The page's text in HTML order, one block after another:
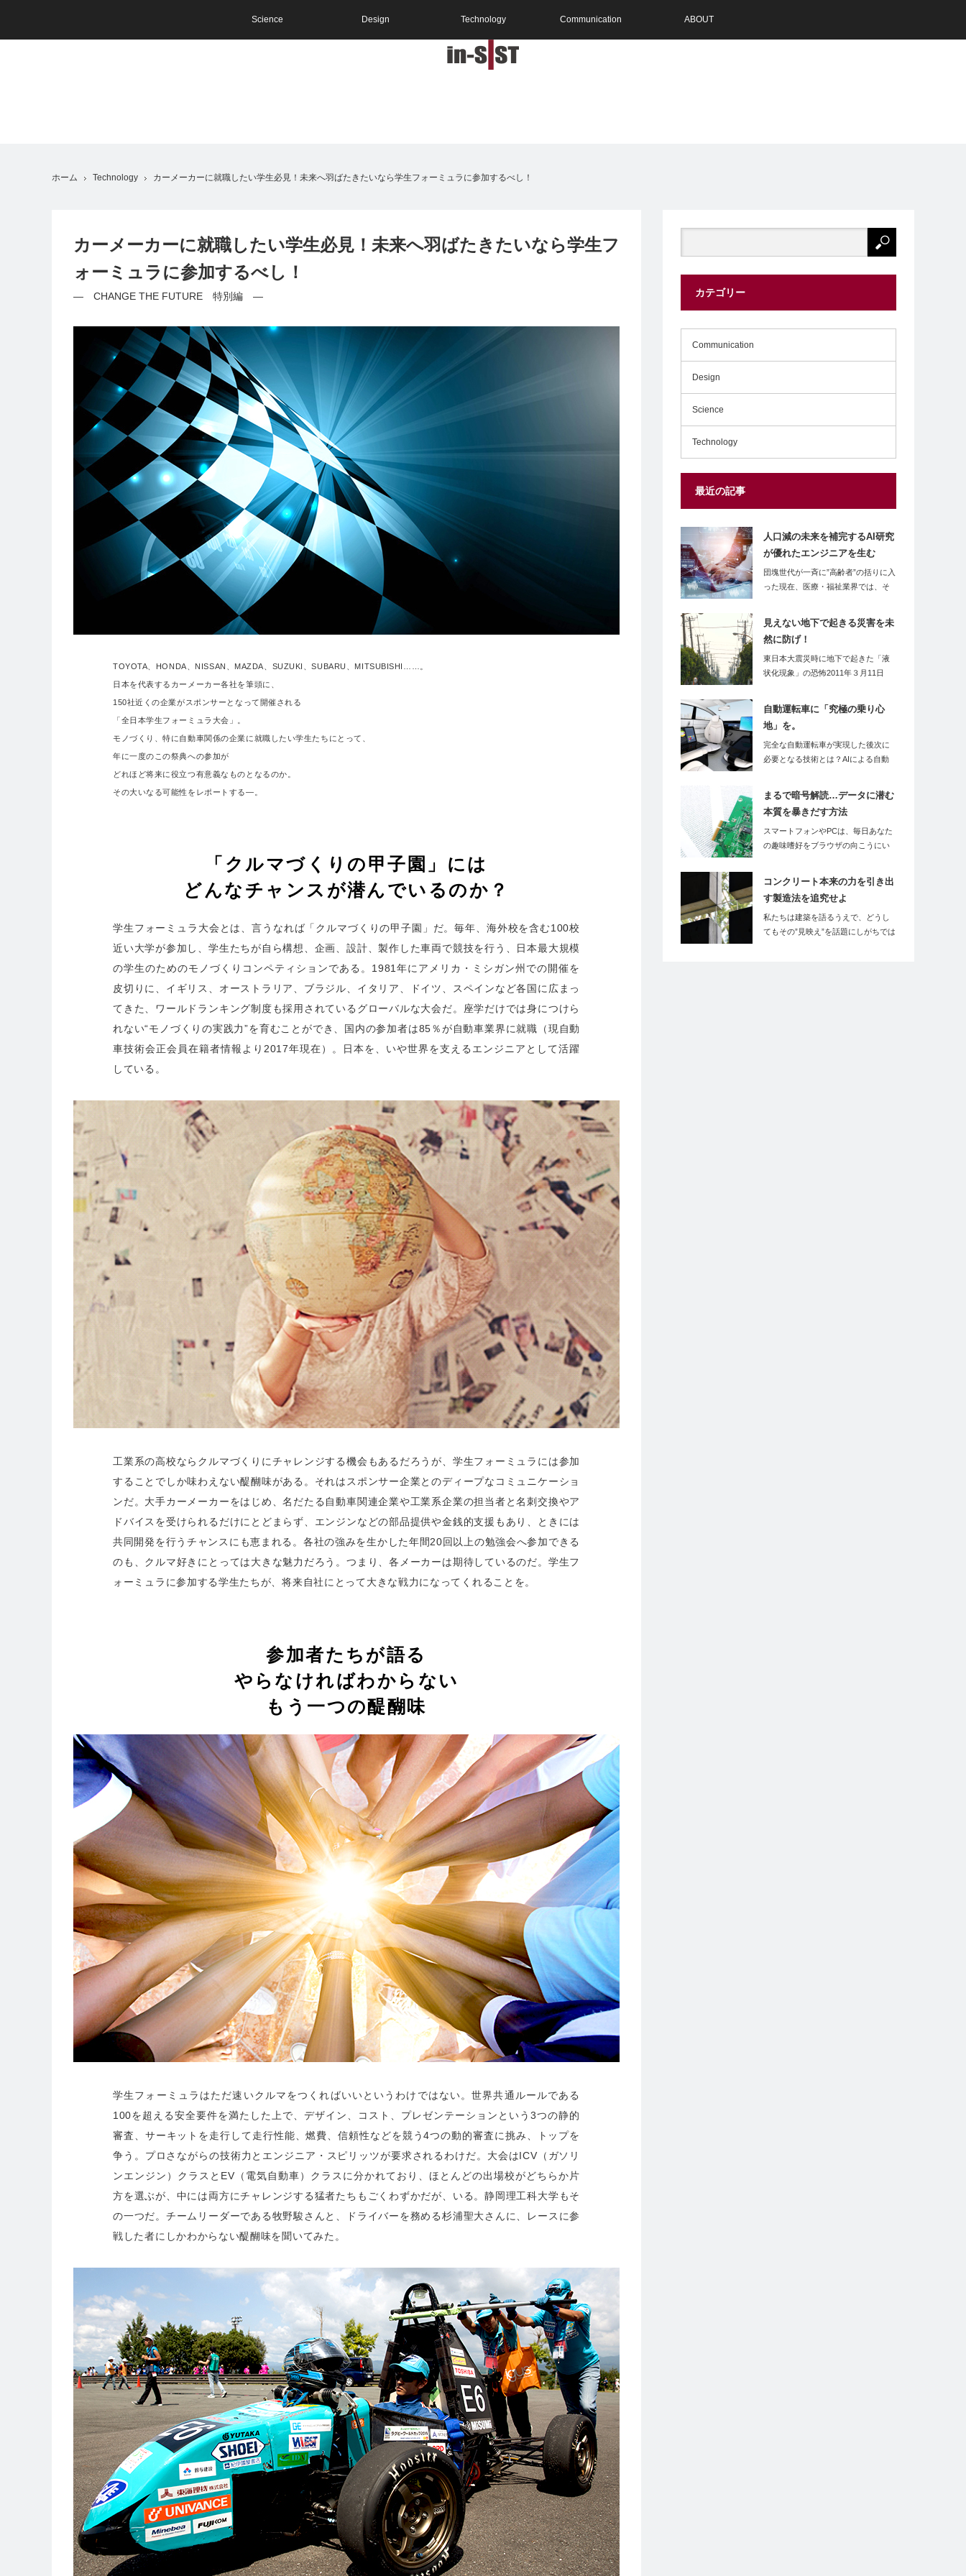
Science Design Technology Communication ABOUT
ホーム Technology カーメーカーに就職したい学生必見！未来へ羽ばたきたいなら学生フォーミュラに参加するべし！
カーメーカーに就職したい学生必見！未来へ羽ばたきたいなら学生フ
ォーミュラに参加するべし！
― CHANGE THE FUTURE 特別編 ―
TOYOTA、HONDA、NISSAN、MAZDA、SUZUKI、SUBARU、MITSUBISHI……。
日本を代表するカーメーカー各社を筆頭に、
150社近くの企業がスポンサーとなって開催される
「全日本学生フォーミュラ大会」。
モノづくり、特に自動車関係の企業に就職したい学生たちにとって、
年に一度のこの祭典への参加が
どれほど将来に役立つ有意義なものとなるのか。
その大いなる可能性をレポートする―。
「クルマづくりの甲子園」には
どんなチャンスが潜んでいるのか？
学生フォーミュラ大会とは、言うなれば「クルマづくりの甲子園」だ。毎年、海外校を含む100校
近い大学が参加し、学生たちが自ら構想、企画、設計、製作した車両で競技を行う、日本最大規模
の学生のためのモノづくりコンペティションである。1981年にアメリカ・ミシガン州での開催を
皮切りに、イギリス、オーストラリア、ブラジル、イタリア、ドイツ、スペインなど各国に広まっ
てきた、ワールドランキング制度も採用されているグローバルな大会だ。座学だけでは身につけら
れない“モノづくりの実践力”を育むことができ、国内の参加者は85％が自動車業界に就職（現自動
車技術会正会員在籍者情報より2017年現在）。日本を、いや世界を支えるエンジニアとして活躍
している。
工業系の高校ならクルマづくりにチャレンジする機会もあるだろうが、学生フォーミュラには参加
することでしか味わえない醍醐味がある。それはスポンサー企業とのディープなコミュニケーショ
ンだ。大手カーメーカーをはじめ、名だたる自動車関連企業や工業系企業の担当者と名刺交換やア
ドバイスを受けられるだけにとどまらず、エンジンなどの部品提供や金銭的支援もあり、ときには
共同開発を行うチャンスにも恵まれる。各社の強みを生かした年間20回以上の勉強会へ参加できる
のも、クルマ好きにとっては大きな魅力だろう。つまり、各メーカーは期待しているのだ。学生フ
ォーミュラに参加する学生たちが、将来自社にとって大きな戦力になってくれることを。
参加者たちが語る
やらなければわからない
もう一つの醍醐味
学生フォーミュラはただ速いクルマをつくればいいというわけではない。世界共通ルールである
100を超える安全要件を満たした上で、デザイン、コスト、プレゼンテーションという3つの静的
審査、サーキットを走行して走行性能、燃費、信頼性などを競う4つの動的審査に挑み、トップを
争う。プロさながらの技術力とエンジニア・スピリッツが要求されるわけだ。大会はICV（ガソリ
ンエンジン）クラスとEV（電気自動車）クラスに分かれており、ほとんどの出場校がどちらか片
方を選ぶが、中には両方にチャレンジする猛者たちもごくわずかだが、いる。静岡理工科大学もそ
の一つだ。チームリーダーである牧野駿さんと、ドライバーを務める杉浦聖大さんに、レースに参
戦した者にしかわからない醍醐味を聞いてみた。
カテゴリー
Communication
Design
Science
Technology
最近の記事
人口減の未来を補完するAI研究
が優れたエンジニアを生む
団塊世代が一斉に”高齢者”の括りに入
った現在、医療・福祉業界では、そ
見えない地下で起きる災害を未
然に防げ！
東日本大震災時に地下で起きた「液
状化現象」の恐怖2011年３月11日
自動運転車に「究極の乗り心
地」を。
完全な自動運転車が実現した後次に
必要となる技術とは？AIによる自動
まるで暗号解読…データに潜む
本質を暴きだす方法
スマートフォンやPCは、毎日あなた
の趣味嗜好をブラウザの向こうにい
コンクリート本来の力を引き出
す製造法を追究せよ
私たちは建築を語るうえで、どうし
てもその”見映え”を話題にしがちでは